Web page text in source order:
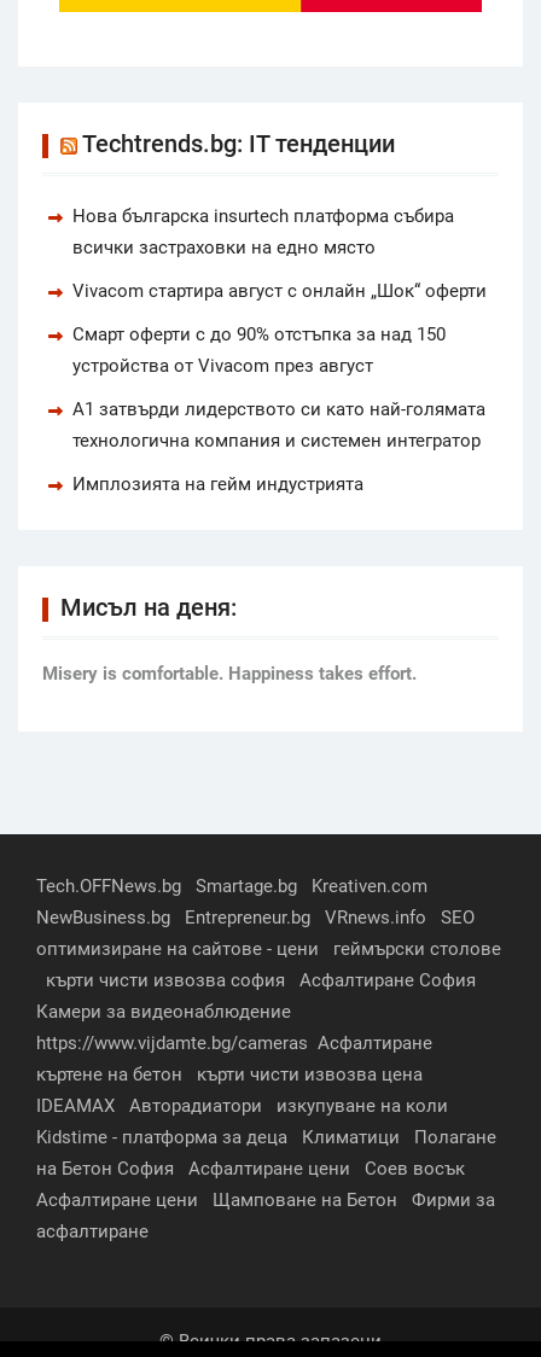
Techtrends.bg: IT тенденции
Нова българска insurtech платформа събира
всички застраховки на едно място
Vivacom стартира август с онлайн „Шок“ оферти
Смарт оферти с до 90% отстъпка за над 150
устройства от Vivacom през август
А1 затвърди лидерството си като най-голямата
технологична компания и системен интегратор
Имплозията на гейм индустрията
Мисъл на деня:
Мisery is comfortable. Happiness takes effort.
Tech.OFFNews.bg Smartage.bg
Kreativen.com
NewBusiness.bg
Entrepreneur.bg VRnews.info
SEO
оптимизиране на сайтове - цени
геймърски столове
кърти чисти извозва софия
Асфалтиране София
Камери за видеонаблюдение
https://www.vijdamte.bg/cameras Асфалтиране
къртене на бетон
кърти чисти извозва цена
IDEAMAX
Авторадиатори
изкупуване на коли
Kidstime - платформа за деца
Климатици
Полагане
на Бетон София
Асфалтиране цени
Соев восък
Асфалтиране цени
Щамповане на Бетон
Фирми за
асфалтиране
© Всички права запазени